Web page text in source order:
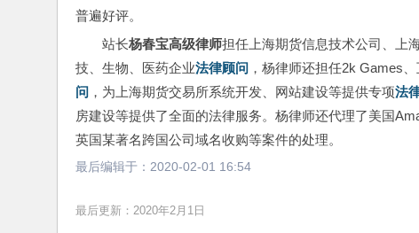
普遍好评。
站长杨春宝高级律师担任上海期货信息技术公司、上
技、生物、医药企业法律顾问 ，杨律师还担任2k Games
问 ，为上海期货交易所系统开发、网站建设等提供专项法
房建设等提供了全面的法律服务。杨律师还代理了美国
英国某著名跨国公司域名收购等案件的处理。
最后编辑于： 2020-02-01 16:54
最后更新：2020年2月1日